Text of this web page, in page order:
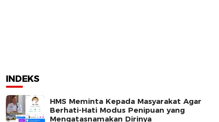
INDEKS
HMS Meminta Kepada Masyarakat Agar
Berhati-Hati Modus Penipuan yang
Mengatasnamakan Dirinya